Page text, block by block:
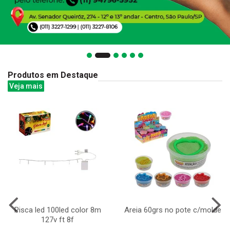
Produtos em Destaque
Veja mais
Pisca led 100led color 8m
127v ft 8f
Areia 60grs no pote c/molde